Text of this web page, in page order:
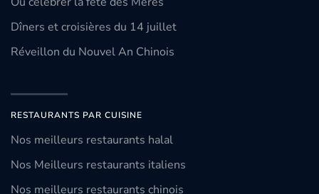
Dîners et croisières du 14 juillet
Réveillon du Nouvel An Chinois
RESTAURANTS PAR CUISINE
Nos meilleurs restaurants halal
Nos Meilleurs restaurants italiens
Nos meilleurs restaurants chinois